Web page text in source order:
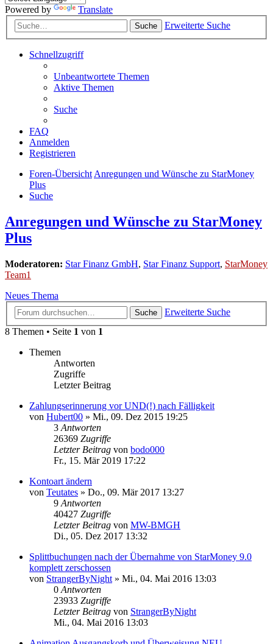
Powered by Translate
Suche Erweiterte Suche
Schnellzugriff
Unbeantwortete Themen
Aktive Themen
Suche
FAQ
Anmelden
Registrieren
Foren-ÜbersichtAnregungen und Wünsche zu StarMoney
Plus
Suche
Anregungen und Wünsche zu StarMoney
Plus
Moderatoren: Star Finanz GmbH, Star Finanz Support, StarMoney
Team1
Neues Thema
Suche
Erweiterte Suche
8 Themen • Seite 1 von 1
Themen
Antworten
Zugriffe
Letzter Beitrag
Zahlungserinnerung vor UND(!) nach Fälligkeit
von Hubert00 » Mi., 09. Dez 2015 19:25
3 Antworten
26369 Zugriffe
Letzter Beitrag von bodo000
Fr., 15. Mär 2019 17:22
Kontoart ändern
von Teutates » Do., 09. Mär 2017 13:27
9 Antworten
40427 Zugriffe
Letzter Beitrag von MW-BMGH
Di., 05. Dez 2017 13:32
Splittbuchungen nach der Übernahme von StarMoney 9.0
komplett zerschossen
von StrangerByNight » Mi., 04. Mai 2016 13:03
0 Antworten
23933 Zugriffe
Letzter Beitrag von StrangerByNight
Mi., 04. Mai 2016 13:03